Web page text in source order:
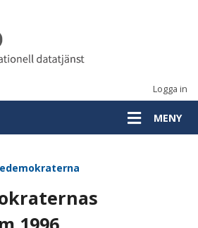
Logga in
MENY